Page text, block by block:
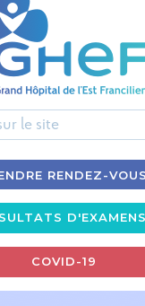
RENDEZ-VOUS
D'EXAMENS
COVID-19